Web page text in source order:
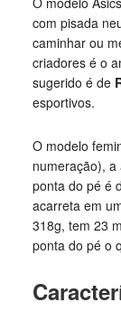
com pisada
caminhar ou
criadores é o
sugerido é de
esportivos.
O modelo
numeração),
ponta do pé é
acarreta em
318g, tem 23
ponta do pé o